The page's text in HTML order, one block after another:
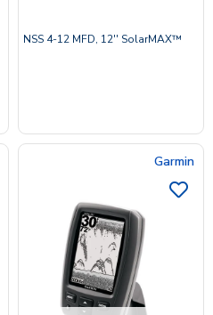
NSS 4-12 MFD, 12'' SolarMAX™
Garmin